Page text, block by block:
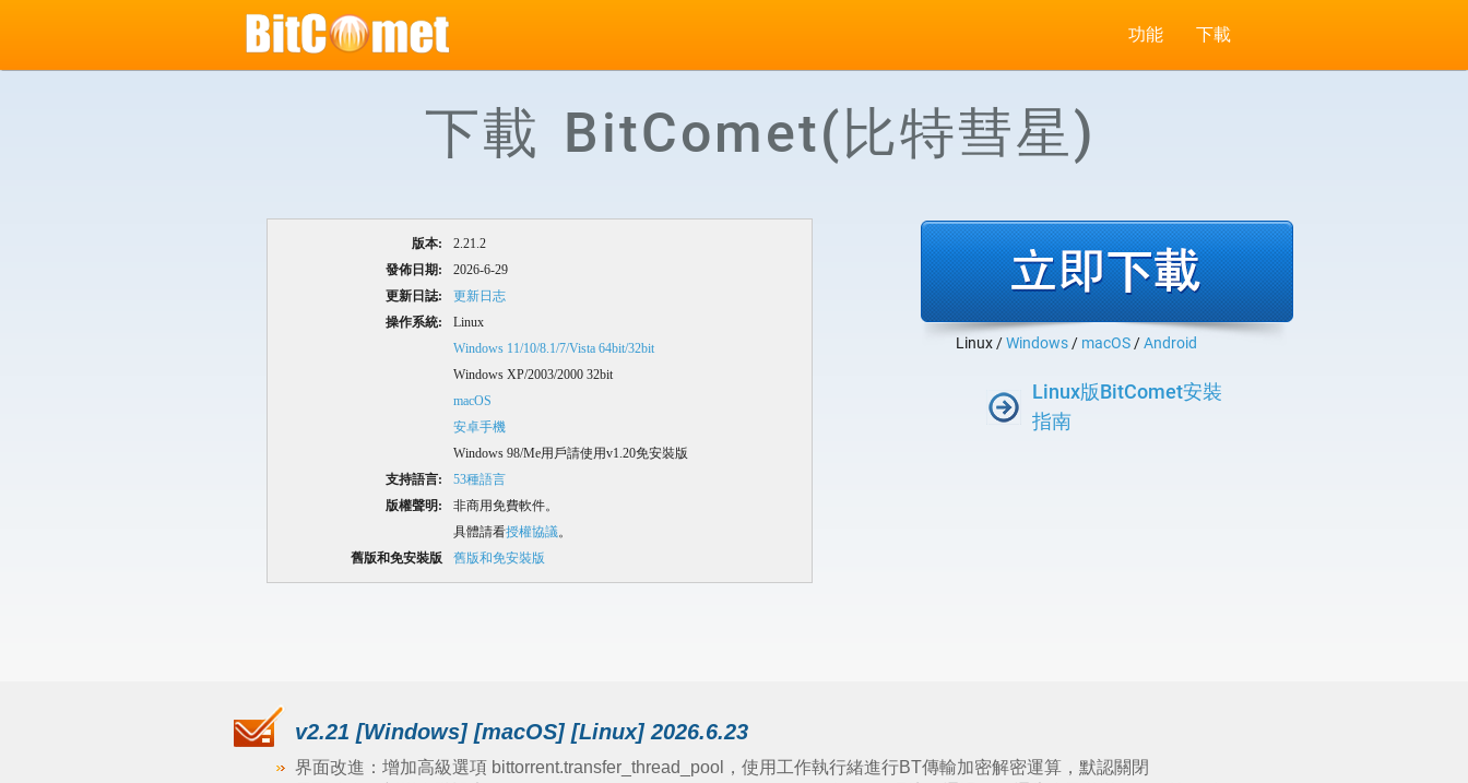
功能 下載
下載 BitComet(比特彗星)
版本:
2.21.2
發佈日期:
2026-6-29
更新日誌:
更新日志
操作系統:
Linux
Windows 11/10/8.1/7/Vista 64bit/32bit
Windows XP/2003/2000 32bit
macOS
安卓手機
Windows 98/Me用戶請使用v1.20免安裝版
支持語言:
53種語言
版權聲明:
非商用免費軟件。
具體請看授權協議。
舊版和免安裝版
舊版和免安裝版
Linux /Windows / macOS /Android
Linux版BitComet安裝
指南
v2.21 [Windows] [macOS] [Linux] 2026.6.23
界面改進：增加高級選項 bittorrent.transfer_thread_pool，使用工作執行緒進行BT傳輸加密解密運算，默認關閉